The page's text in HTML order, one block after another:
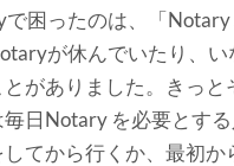
困ったのは、「
が休んでいたり、
がありました。きっ
日Notary を必要とす
てから行くか、最初